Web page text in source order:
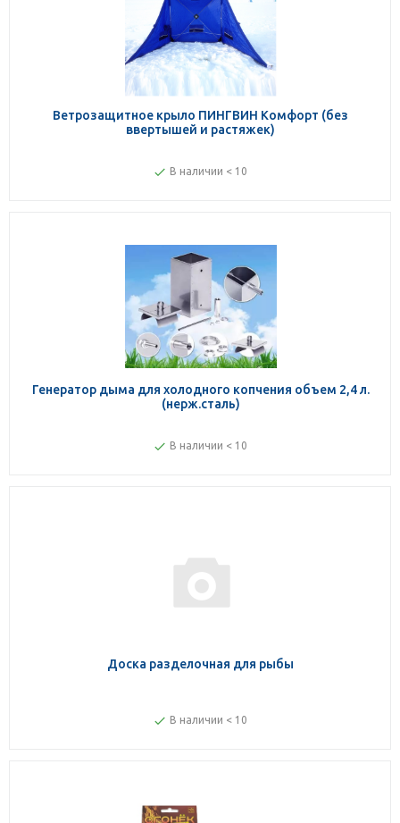
Ветрозащитное крыло ПИНГВИН Комфорт (без
ввертышей и растяжек)
В наличии < 10
Генератор дыма для холодного копчения объем 2,4 л.
(нерж.сталь)
В наличии < 10
Доска разделочная для рыбы
В наличии < 10